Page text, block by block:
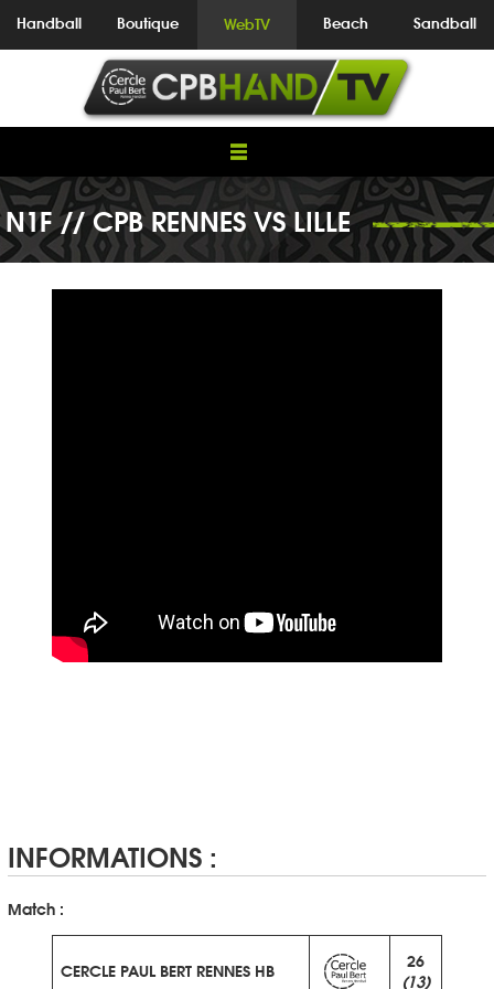
Handball Boutique WebTV Beach Sandball
N1F // CPB RENNES VS LILLE
INFORMATIONS :
Match :
CERCLE PAUL BERT RENNES HB
26
(13)